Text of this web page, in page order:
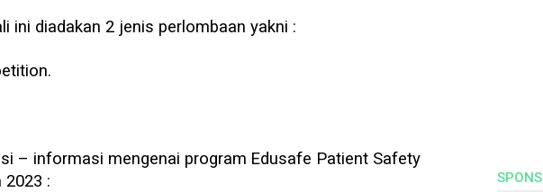
ini diadakan 2 jenis perlombaan yakni :
– informasi mengenai program Edusafe Patient Safety
2023 :